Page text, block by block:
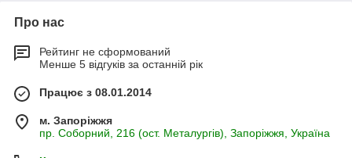
Про нас
Рейтинг не сформований
Менше 5 відгуків за останній рік
Працює з 08.01.2014
м. Запоріжжя
пр. Соборний, 216 (ост. Металургів), Запоріжжя, Україна